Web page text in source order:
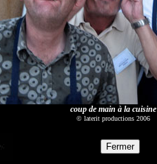
coup de main à la cuisine
© laterit productions 2006